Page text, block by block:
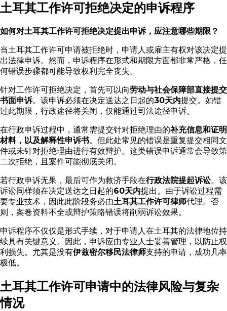
土耳其工作许可拒绝决定的申诉程序
如何对土耳其工作许可拒绝决定提出申诉，应注意哪些期限？
当土耳其工作许可申请被拒绝时，申请人或雇主有权对该决定提
出法律申诉。然而，申诉程序在形式和期限方面都非常严格，任
何错误步骤都可能导致权利完全丧失。
针对工作许可拒绝决定，首先可以向劳动与社会保障部直接提交
书面申诉。该申诉必须在决定送达之日起的30天内提交。如错
过此期限，行政途径将关闭，仅能通过司法途径申诉。
在行政申诉过程中，通常需提交针对拒绝理由的补充信息和证明
材料，以及解释性申诉书。但此处常见的错误是重复提交相同文
件或未针对拒绝理由进行有效辩护。这类错误申诉通常会导致第
二次拒绝，且案件可能彻底关闭。
若行政申诉无果，最后可作为救济手段在行政法院提起诉讼。该
诉讼同样须在决定送达之日起的60天内提出。由于诉讼过程需
要专业技术，因此此阶段务必由土耳其工作许可律师代理。否
则，案卷资料不全或辩护策略错误将削弱诉讼效果。
申诉程序不仅仅是形式手续，对于申请人在土耳其的法律地位持
续具有关键意义。因此，申诉应由专业人士妥善管理，以防止权
利损失。尤其是没有伊兹密尔移民法律师支持的申请，成功几率
极低。
土耳其工作许可申请中的法律风险与复杂
情况